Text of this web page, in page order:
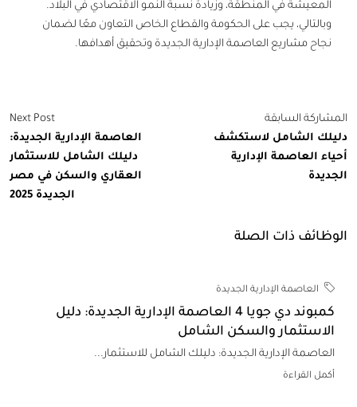
المعيشة في المنطقة، وزيادة نسبة النمو الاقتصادي في البلاد.
وبالتالي، يجب على الحكومة والقطاع الخاص التعاون معًا لضمان
نجاح مشاريعالعاصمة الإدارية الجديدةوتحقيق أهدافها.
السابقة
الشامل لاستكشف
العاصمة الإدارية
Next Post
العاصمة الإدارية الجديدة:
دليلك الشامل للاستثمار
العقاري والسكن في مصر
الجديدة 2025
ذات الصلة
العاصمة الإدارية الجديدة
كمبوند دي جويا 4 العاصمة الإدارية الجديدة: دليل
والسكن الشامل
الإدارية الجديدة: دليلك الشامل للاستثمار...
القراءة